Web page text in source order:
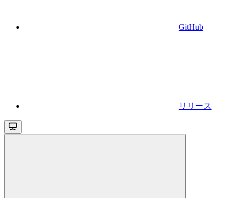
GitHub
リリース